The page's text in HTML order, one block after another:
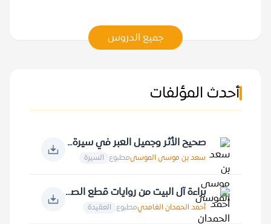
جميع الدروس
أحدث المؤلفات
صحيح الأثر وجميل العبر في سيرة خير البشر
سعد بن موسى الموسىمطبوع السيرة
براءة آل البيت من روايات قطع الصلة بالنبي صلى الله عليه وسلم
أحمد الحمدان الغامديمطبوع العقيدة